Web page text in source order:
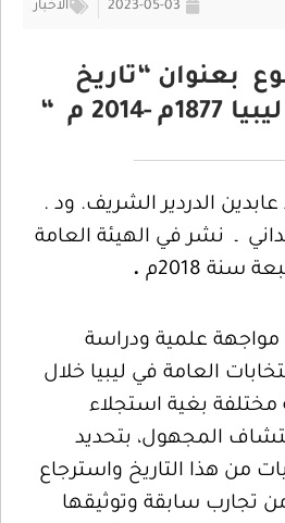
2023-05-03 الأخبار
بعنوان “تاريخ
م “
عابدين الدردير الشريف. ود .
ـ نشر في الهيئة العامة
سنة 2018م
.
مواجهة علمية ودراسة
العامة في ليبيا خلال
بغية استجلاء
المجهول، بتحديد
من هذا التاريخ واسترجاع
تجارب سابقة وتوثيقها